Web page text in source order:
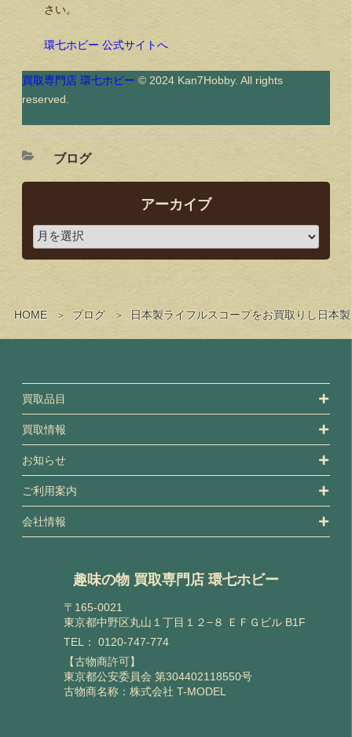
HOME ブログ 日本製ライフルスコープをお買取りし日本
さい。
環七ホビー 公式サイトへ
買取専門店 環七ホビー © 2024 Kan7Hobby. All rights
reserved.
ブログ
アーカイブ
買取品目
買取情報
お知らせ
ご利用案内
会社情報
趣味の物 買取専門店 環七ホビー
〒165-0021
東京都中野区丸山１丁目１２−８ ＥＦＧビル B1F
TEL： 0120-747-774
【古物商許可】
東京都公安委員会 第304402118550号
古物商名称：株式会社 T-MODEL